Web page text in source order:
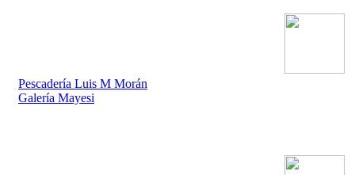
Pescadería Luis M Morán
Galería Mayesi